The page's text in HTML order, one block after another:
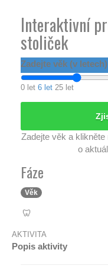
Interaktivní
stoliček
Zadejte věk (v
0 let 6 let 25 let
Načítání...
Zadejte věk a
o
Fáze
Věk
🦷
AKTIVITA
Popis aktivity